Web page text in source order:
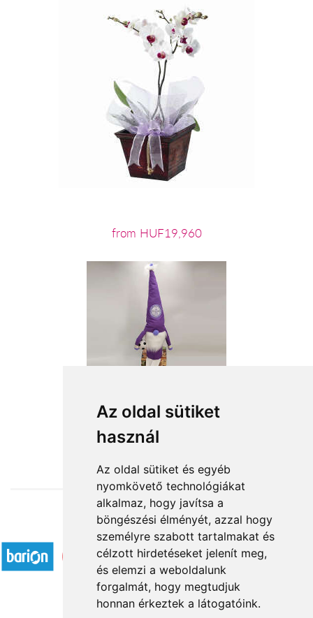
Az oldal sütiket
használ
Az oldal sütiket és egyéb
nyomkövető technológiákat
alkalmaz, hogy javítsa a
böngészési élményét, azzal hogy
személyre szabott tartalmakat és
célzott hirdetéseket jelenít meg,
és elemzi a weboldalunk
forgalmát, hogy megtudjuk
honnan érkeztek a látogatóink.
from HUF19,960
from HUF15,600
Accepted payment methods